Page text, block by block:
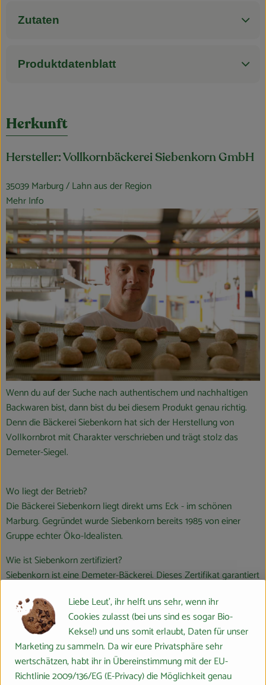
Zutaten
Produktdatenblatt
Herkunft
Hersteller: Vollkornbäckerei Siebenkorn GmbH
35039 Marburg / Lahn aus der Region
Mehr Info
Wenn du auf der Suche nach authentischem und nachhaltigen
Backwaren bist, dann bist du bei diesem Produkt genau richtig.
Denn die Bäckerei Siebenkorn hat sich der Herstellung von
Vollkornbrot mit Charakter verschrieben und trägt stolz das
Demeter-Siegel.
Wo liegt der Betrieb?
Die Bäckerei Siebenkorn liegt direkt ums Eck - im schönen
Marburg. Gegründet wurde Siebenkorn bereits 1985 von einer
Gruppe echter Öko-Idealisten.
Wie ist Siebenkorn zertifiziert?
Siebenkorn ist eine Demeter-Bäckerei. Dieses Zertifikat garantiert
sichert eine natürliche und nachhaltige Lebensmittelherstellung.
Was ist an der Arbeit von Siebenkorn besonders nachhaltig und
ökologisch?
Verwendung alter Getreidesorten: Siebenkorn verwendet gerne
Liebe Leut', ihr helft uns sehr, wenn ihr
Cookies zulasst (bei uns sind es sogar Bio-
Kekse!) und uns somit erlaubt, Daten für unser
Marketing zu sammeln. Da wir eure Privatsphäre sehr
wertschätzen, habt ihr in Übereinstimmung mit der EU-
Richtlinie 2009/136/EG (E-Privacy) die Möglichkeit genau